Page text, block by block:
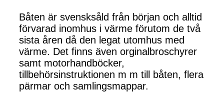
Båten är svensksåld från början och alltid
förvarad inomhus i värme förutom de två
sista åren då den legat utomhus med
värme. Det finns även orginalbroschyrer
samt motorhandböcker,
tillbehörsinstruktionen m m till båten, flera
pärmar och samlingsmappar.